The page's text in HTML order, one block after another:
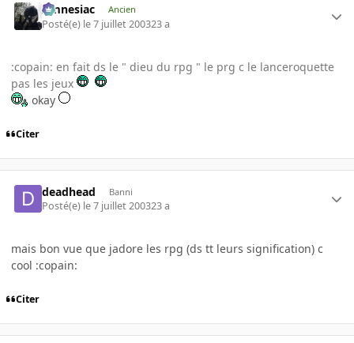
Amnesiac Ancien
Posté(e) le 7 juillet 200323 a
:copain: en fait ds le " dieu du rpg " le prg c le lanceroquette
pas les jeux
okay
Citer
deadhead Banni
Posté(e) le 7 juillet 200323 a
mais bon vue que jadore les rpg (ds tt leurs signification) c
cool :copain:
Citer